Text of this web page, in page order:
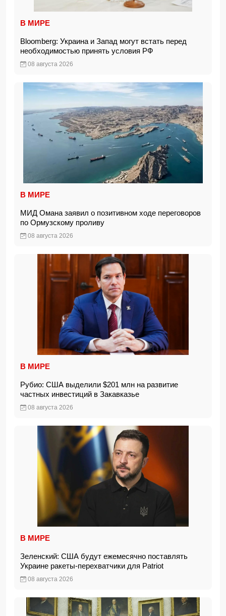
В МИРЕ
Bloomberg: Украина и Запад могут встать перед
необходимостью принять условия РФ
08 августа 2026
В МИРЕ
МИД Омана заявил о позитивном ходе переговоров
по Ормузскому проливу
08 августа 2026
В МИРЕ
Рубио: США выделили $201 млн на развитие
частных инвестиций в Закавказье
08 августа 2026
В МИРЕ
Зеленский: США будут ежемесячно поставлять
Украине ракеты-перехватчики для Patriot
08 августа 2026